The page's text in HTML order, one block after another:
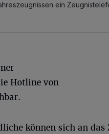
ein
Hotline von
können sich an das